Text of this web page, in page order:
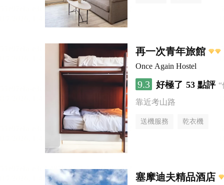
再一次青年旅館
Once Again Hostel
9.3 好極了 53 點評
靠近考山路
送機服務 乾衣機
塞摩迪夫精品酒店